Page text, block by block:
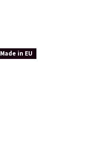
Made in EU